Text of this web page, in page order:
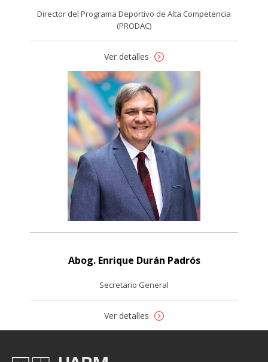
Director del Programa Deportivo de Alta Competencia
(PRODAC)
Ver detalles
Abog. Enrique Durán Padrós
Secretario General
Ver detalles